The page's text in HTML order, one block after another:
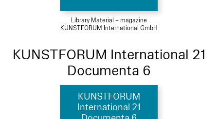
Library Material – magazine
KUNSTFORUM International GmbH
KUNSTFORUM International 21
Documenta 6
KUNSTFORUM
International 21